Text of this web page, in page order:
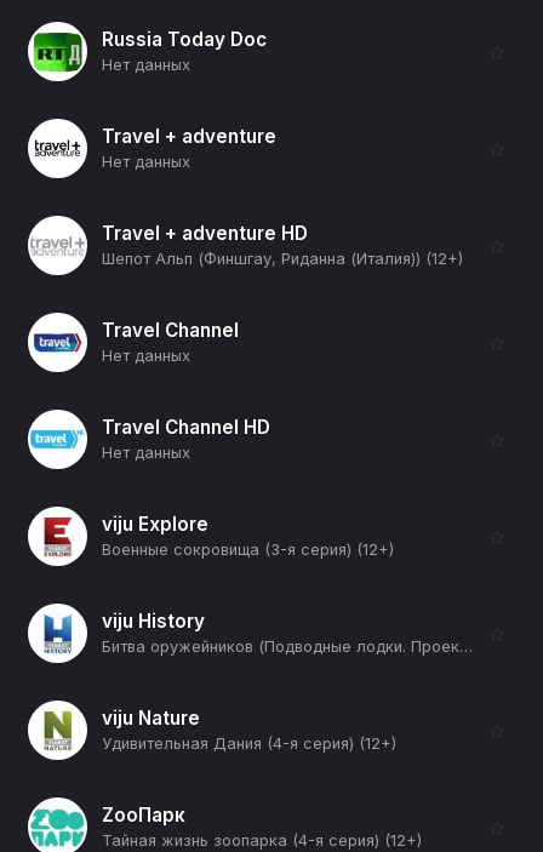
Russia Today Doc
Нет данных
☆
Travel + adventure
Нет данных
☆
Travel + adventure HD
Шепот Альп (Финшгау, Риданна (Италия)) (12+)
☆
Travel Channel
Нет данных
☆
Travel Channel HD
Нет данных
☆
viju Explore
Военные сокровища (3-я серия) (12+)
☆
viju History
Битва оружейников (Подводные лодки. Проект 705 "Лира" против "Альбакор") (12+)
☆
viju Nature
Удивительная Дания (4-я серия) (12+)
☆
ZooПарк
Тайная жизнь зоопарка (4-я серия) (12+)
☆